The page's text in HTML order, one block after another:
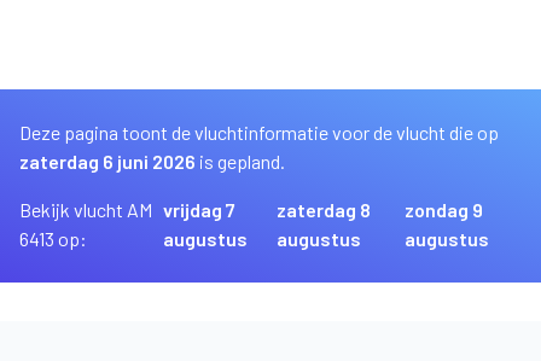
Deze pagina toont de vluchtinformatie voor de vlucht die op
zaterdag 6 juni 2026 is gepland.
Bekijk vlucht AM
6413 op:
vrijdag 7
augustus
zaterdag 8
augustus
zondag 9
augustus